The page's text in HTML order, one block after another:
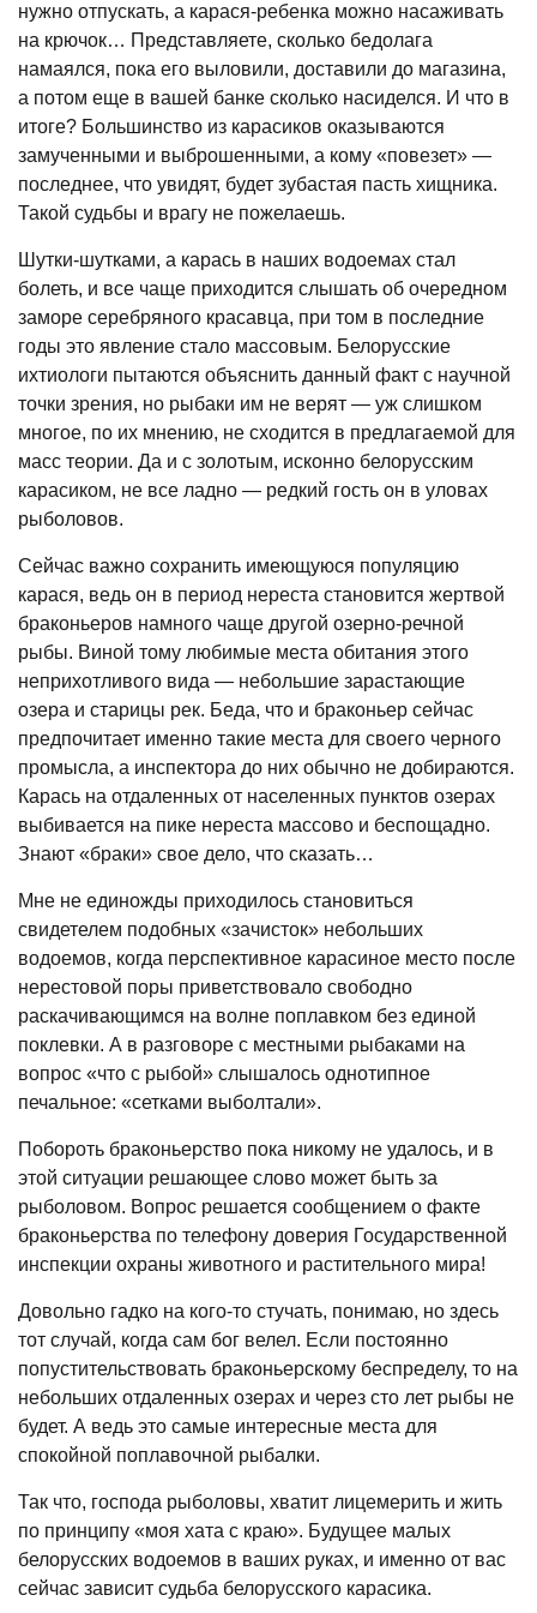
нужно отпускать, а карася-ребенка можно насаживать
на крючок… Представляете, сколько бедолага
намаялся, пока его выловили, доставили до магазина,
а потом еще в вашей банке сколько насиделся. И что в
итоге? Большинство из карасиков оказываются
замученными и выброшенными, а кому «повезет» —
последнее, что увидят, будет зубастая пасть хищника.
Такой судьбы и врагу не пожелаешь.
Шутки-шутками, а карась в наших водоемах стал
болеть, и все чаще приходится слышать об очередном
заморе серебряного красавца, при том в последние
годы это явление стало массовым. Белорусские
ихтиологи пытаются объяснить данный факт с научной
точки зрения, но рыбаки им не верят — уж слишком
многое, по их мнению, не сходится в предлагаемой для
масс теории. Да и с золотым, исконно белорусским
карасиком, не все ладно — редкий гость он в уловах
рыболовов.
Сейчас важно сохранить имеющуюся популяцию
карася, ведь он в период нереста становится жертвой
браконьеров намного чаще другой озерно-речной
рыбы. Виной тому любимые места обитания этого
неприхотливого вида — небольшие зарастающие
озера и старицы рек. Беда, что и браконьер сейчас
предпочитает именно такие места для своего черного
промысла, а инспектора до них обычно не добираются.
Карась на отдаленных от населенных пунктов озерах
выбивается на пике нереста массово и беспощадно.
Знают «браки» свое дело, что сказать…
Мне не единожды приходилось становиться
свидетелем подобных «зачисток» небольших
водоемов, когда перспективное карасиное место после
нерестовой поры приветствовало свободно
раскачивающимся на волне поплавком без единой
поклевки. А в разговоре с местными рыбаками на
вопрос «что с рыбой» слышалось однотипное
печальное: «сетками выболтали».
Побороть браконьерство пока никому не удалось, и в
этой ситуации решающее слово может быть за
рыболовом. Вопрос решается сообщением о факте
браконьерства по телефону доверия Государственной
инспекции охраны животного и растительного мира!
Довольно гадко на кого-то стучать, понимаю, но здесь
тот случай, когда сам бог велел. Если постоянно
попустительствовать браконьерскому беспределу, то на
небольших отдаленных озерах и через сто лет рыбы не
будет. А ведь это самые интересные места для
спокойной поплавочной рыбалки.
Так что, господа рыболовы, хватит лицемерить и жить
по принципу «моя хата с краю». Будущее малых
белорусских водоемов в ваших руках, и именно от вас
сейчас зависит судьба белорусского карасика.